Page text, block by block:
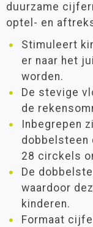
duurzame
optel- en
Stimuleert
er naar het
worden.
De stevige
de
Inbegrepen
dobbelsteen
28 circkels
De
waardoor
kinderen.
Formaat